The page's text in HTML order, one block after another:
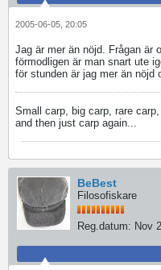
2005-06-05, 20:05
Jag är mer än nöjd. Frågan är
förmodligen är man snart ute
för stunden är jag mer än
Small carp, big carp, rare
and then just carp again...
BeBest
Filosofiskare
Reg.datum: Nov